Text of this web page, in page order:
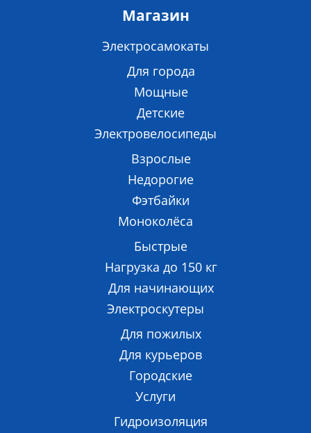
Магазин
Электросамокаты
Для города
Мощные
Детские
Электровелосипеды
Взрослые
Недорогие
Фэтбайки
Моноколёса
Быстрые
Нагрузка до 150 кг
Для начинающих
Электроскутеры
Для пожилых
Для курьеров
Городские
Услуги
Гидроизоляция